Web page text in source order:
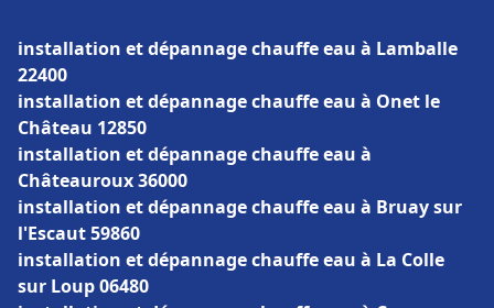
installation et dépannage chauffe eau à Lamballe
22400
installation et dépannage chauffe eau à Onet le
Château 12850
installation et dépannage chauffe eau à
Châteauroux 36000
installation et dépannage chauffe eau à Bruay sur
l'Escaut 59860
installation et dépannage chauffe eau à La Colle
sur Loup 06480